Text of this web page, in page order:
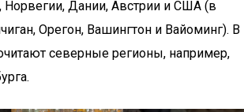
Норвегии, Дании, Австрии и США (в
Орегон, Вашингтон и Вайоминг). В
северные регионы, например,